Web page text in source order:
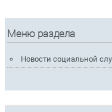
Меню раздела
Новости социальной